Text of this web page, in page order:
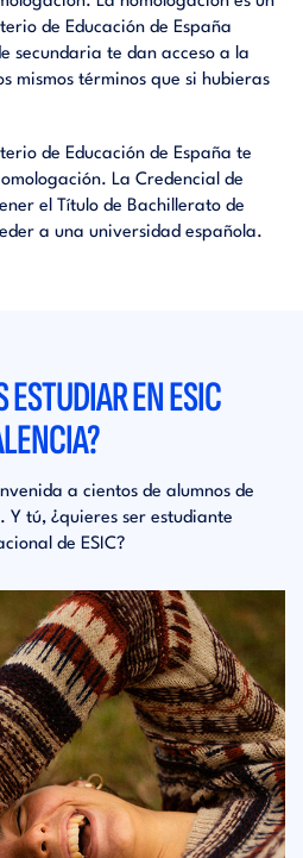
de Educación de España
secundaria te dan acceso a la
mismos términos que si hubieras
de Educación de España te
La Credencial de
el Título de Bachillerato de
a una universidad española.
ESTUDIAR EN ESIC
a cientos de alumnos de
Y tú, ¿quieres ser estudiante
de ESIC?